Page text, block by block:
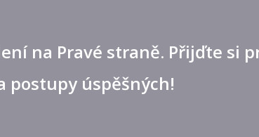
na Pravé straně. Přijďte si
postupy úspěšných!